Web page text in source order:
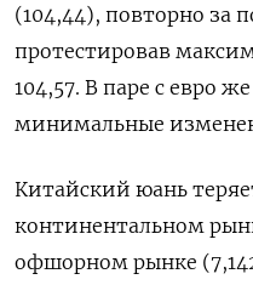
(104,44), повторно за
протестировав
104,57. В паре с евро
минимальные
Китайский юань
континентальном
офшорном рынке